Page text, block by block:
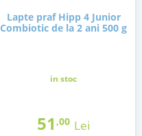
Lapte praf Hipp 4 Junior
Combiotic de la 2 ani 500 g
in stoc
51 ,00 Lei